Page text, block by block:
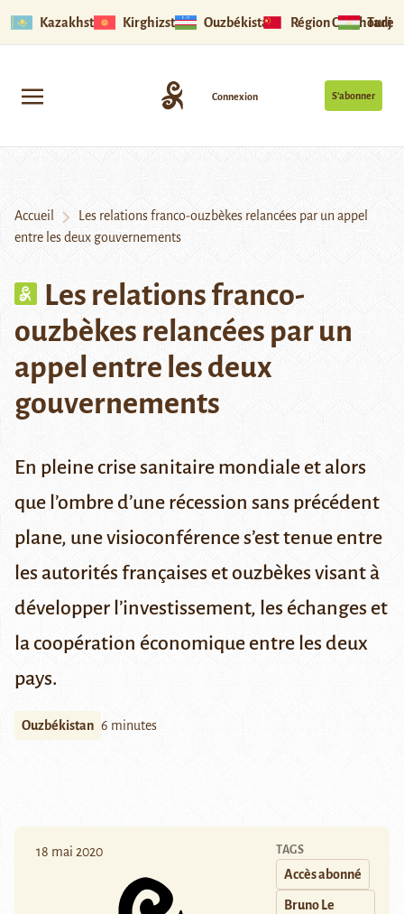
Kazakhstan Kirghizstan Ouzbékistan Région Ouïghoure
S’abonner
Connexion
Accueil
Les relations franco-ouzbèkes relancées par un appel
entre les deux gouvernements
Les relations franco-
ouzbèkes relancées par un
appel entre les deux
gouvernements
En pleine crise sanitaire mondiale et alors
que l’ombre d’une récession sans précédent
plane, une visioconférence s’est tenue entre
les autorités françaises et ouzbèkes visant à
développer l’investissement, les échanges et
la coopération économique entre les deux
pays.
Ouzbékistan 6 minutes
18 mai 2020 TAGS
Accès abonné
Bruno Le